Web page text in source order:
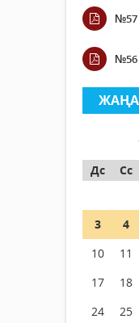
№57
№56
Дс
Сс
3
4
10
11
17
18
24
25